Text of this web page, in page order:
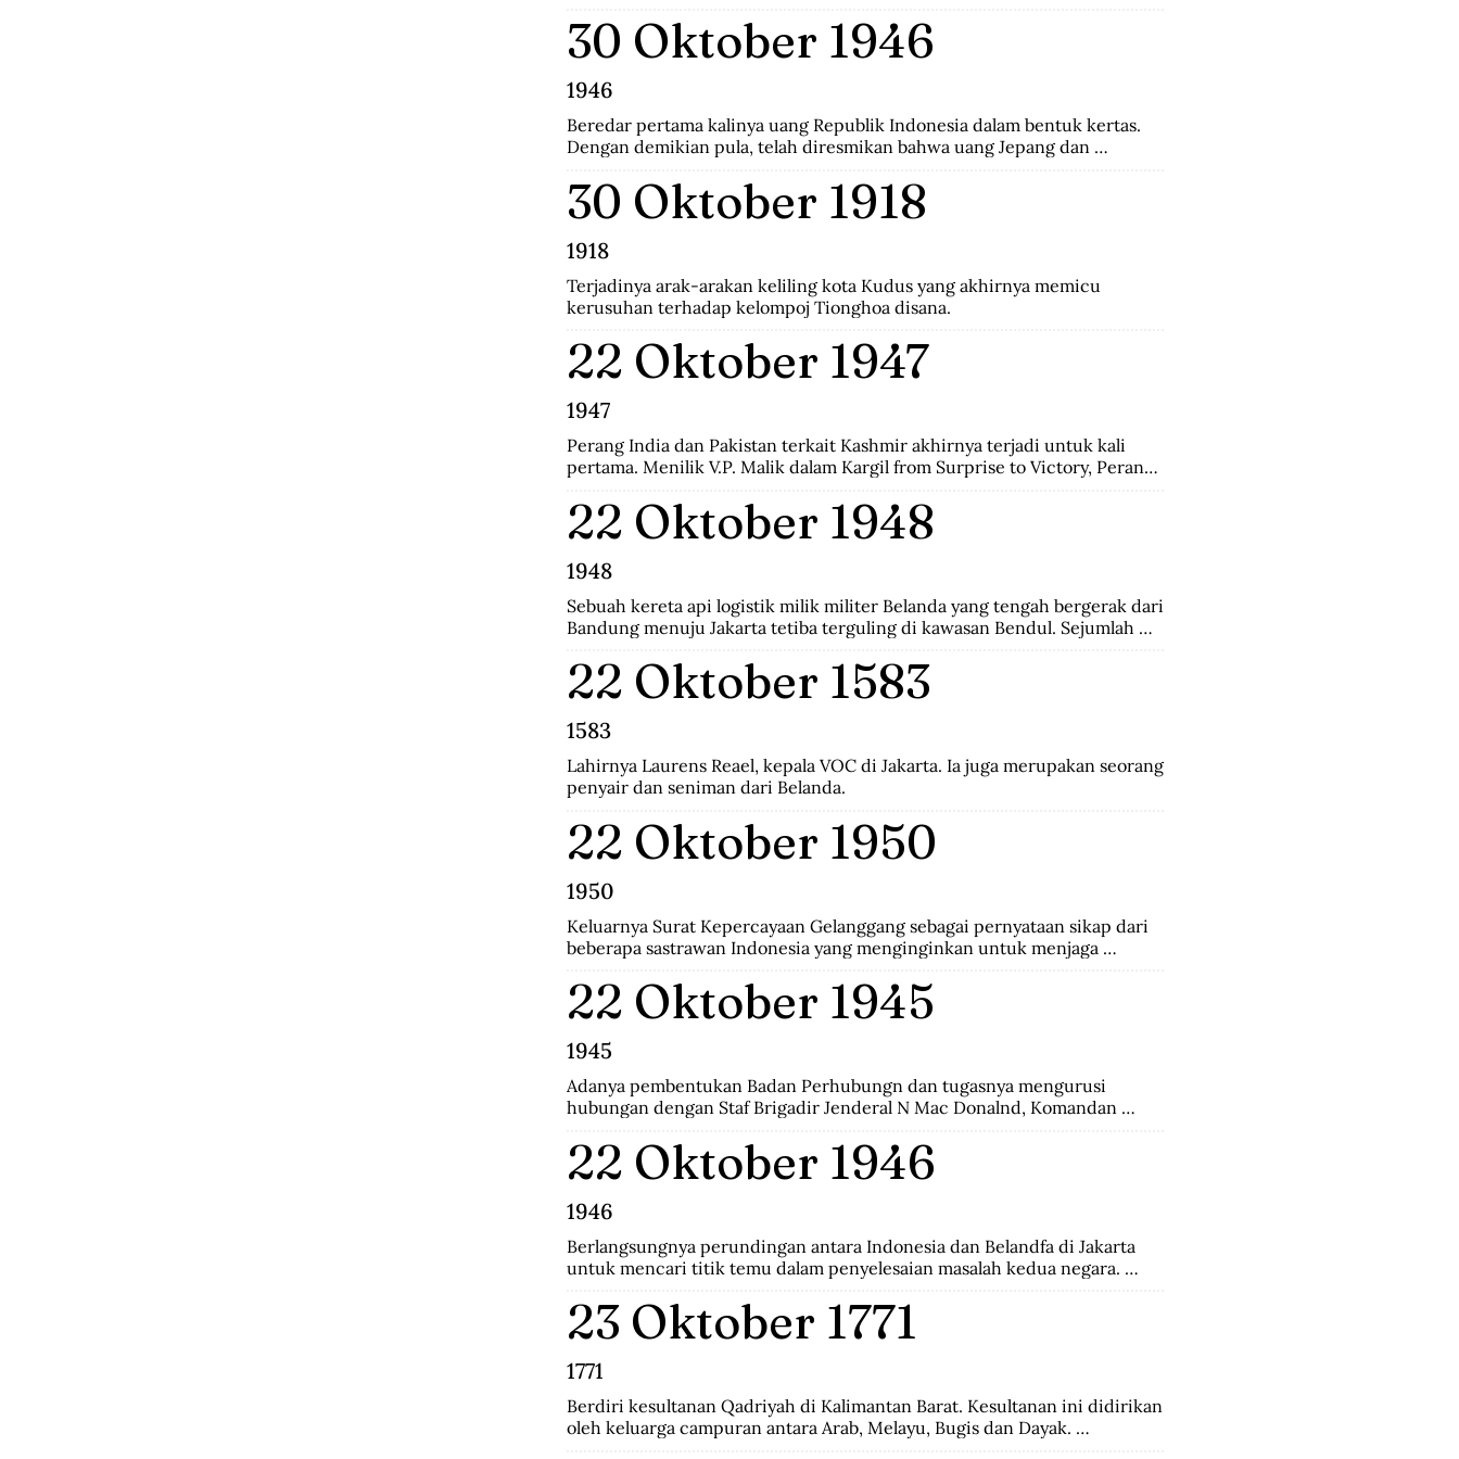
peraturan pemerintah yang mengatur orang Tionghoa di Indonesia, salah
satunya Instruksi Presiden No.14 Tahun 1967 tentang perayaan masyarakat
30 Oktober 1946
1946
Beredar pertama kalinya uang Republik Indonesia dalam bentuk kertas.
Dengan demikian pula, telah diresmikan bahwa uang Jepang dan
30 Oktober 1918
1918
Terjadinya arak-arakan keliling kota Kudus yang akhirnya memicu
kerusuhan terhadap kelompoj Tionghoa disana.
22 Oktober 1947
1947
Perang India dan Pakistan terkait Kashmir akhirnya terjadi untuk kali
pertama. Menilik V.P. Malik dalam Kargil from Surprise to Victory, Perang
di pihak Pakistan.
22 Oktober 1948
1948
Sebuah kereta api logistik milik militer Belanda yang tengah bergerak dari
Bandung menuju Jakarta tetiba terguling di kawasan Bendul. Sejumlah
22 Oktober 1583
1583
Lahirnya Laurens Reael, kepala VOC di Jakarta. Ia juga merupakan seorang
penyair dan seniman dari Belanda.
22 Oktober 1950
1950
Keluarnya Surat Kepercayaan Gelanggang sebagai pernyataan sikap dari
beberapa sastrawan Indonesia yang menginginkan untuk menjaga
revolusi harus mempunyai nilai baru yang bisa menjadi kebudayaan rayat
dengan sifatnya sendiri.
22 Oktober 1945
1945
Adanya pembentukan Badan Perhubungn dan tugasnya mengurusi
hubungan dengan Staf Brigadir Jenderal N Mac Donalnd, Komandan
Bandung. Melalui badan ini, Inggris meminta Indonesia sepakat
mengumpulkan seluruh persenjataan untuk diserahakan kepadanya
22 Oktober 1946
1946
Berlangsungnya perundingan antara Indonesia dan Belandfa di Jakarta
untuk mencari titik temu dalam penyelesaian masalah kedua negara.
23 Oktober 1771
1771
Berdiri kesultanan Qadriyah di Kalimantan Barat. Kesultanan ini didirikan
oleh keluarga campuran antara Arab, Melayu, Bugis dan Dayak.